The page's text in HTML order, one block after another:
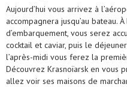
Aujourd’hui vous arrivez à
accompagnera jusqu’au bateau.
d’embarquement, vous serez
cocktail et caviar, puis le
l’après-midi vous ferez la
Découvrez Krasnoïarsk en vous
allez voir ses maisons de